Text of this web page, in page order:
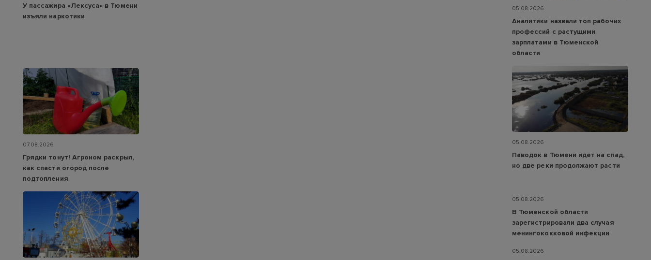
У пассажира «Лексуса» в Тюмени
изъяли наркотики
07.08.2026
Грядки тонут! Агроном раскрыл,
как спасти огород после
подтопления
05.08.2026
Аналитики назвали топ рабочих
профессий с растущими
зарплатами в Тюменской
области
05.08.2026
Паводок в Тюмени идет на спад,
но две реки продолжают расти
05.08.2026
В Тюменской области
зарегистрировали два случая
менингококковой инфекции
05.08.2026